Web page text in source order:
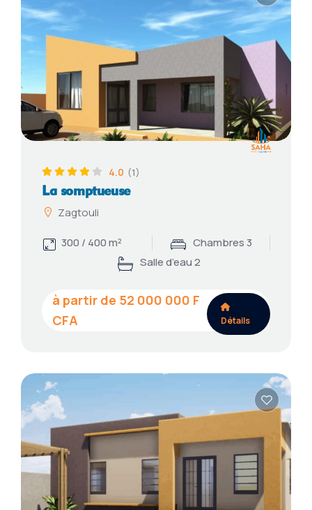
4.0 (1)
La somptueuse
Zagtouli
300 / 400 m²
Chambres 3
Salle d’eau 2
52 000 000
Détails